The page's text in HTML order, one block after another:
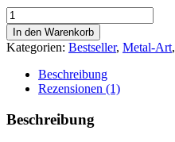
Wall-
Art
Eagle
Menge
In den Warenkorb
Kategorien: Bestseller, Metal-Art,
Beschreibung
Rezensionen (1)
Beschreibung